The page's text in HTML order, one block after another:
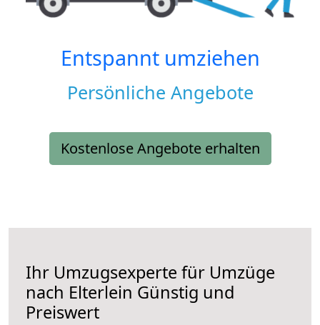
Entspannt umziehen
Persönliche Angebote
Kostenlose Angebote erhalten
Ihr Umzugsexperte für Umzüge
nach Elterlein Günstig und
Preiswert